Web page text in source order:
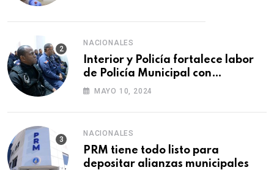
NACIONALES
Interior y Policía fortalece labor
de Policía Municipal con
formación de agentes
MAYO 10, 2024
NACIONALES
PRM tiene todo listo para
depositar alianzas municipales